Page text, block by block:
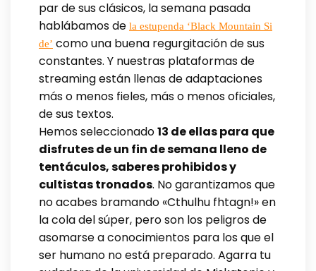
par de sus clásicos, la semana pasada
hablábamos de la estupenda ‘Black Mountain Si
de’ como una buena regurgitación de sus
constantes. Y nuestras plataformas de
streaming están llenas de adaptaciones
más o menos fieles, más o menos oficiales,
de sus textos.
Hemos seleccionado13 de ellas para que
disfrutes de un fin de semana lleno de
tentáculos, saberes prohibidos y
cultistas tronados. No garantizamos que
no acabes bramando «Cthulhu fhtagn!» en
la cola del súper, pero son los peligros de
asomarse a conocimientos para los que el
ser humano no está preparado. Agarra tu